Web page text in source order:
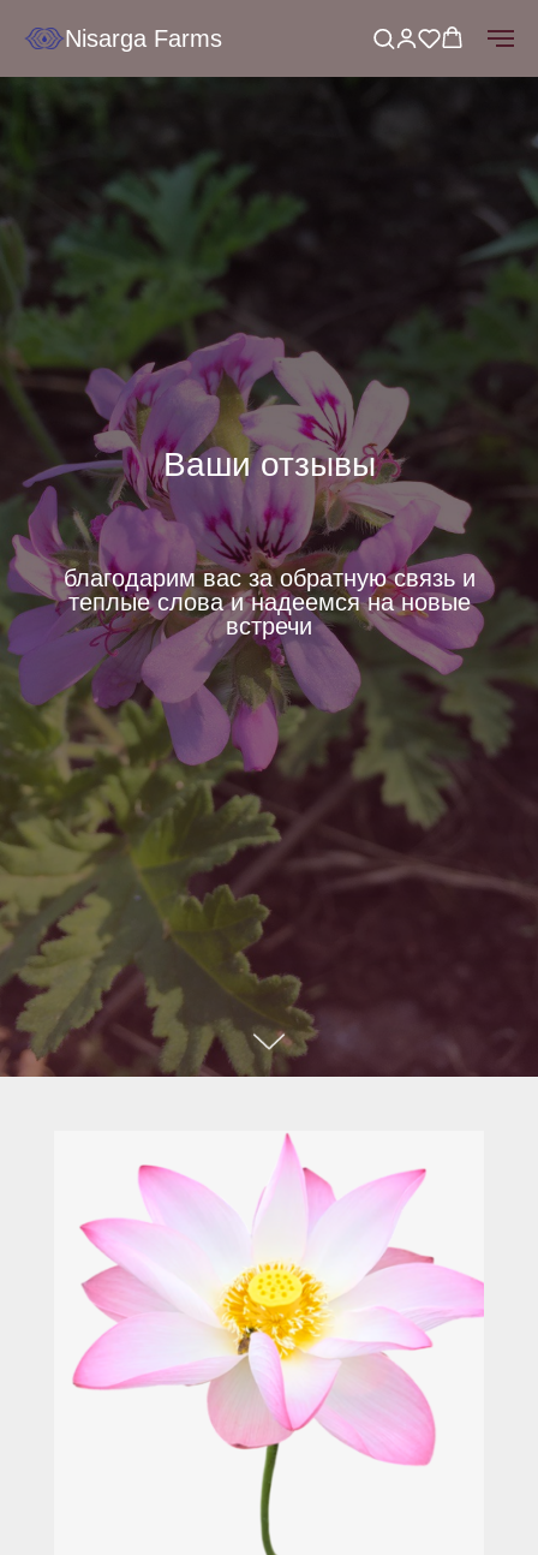
Nisarga Farms
Ваши отзывы
благодарим вас за обратную связь и
теплые слова и надеемся на новые
встречи